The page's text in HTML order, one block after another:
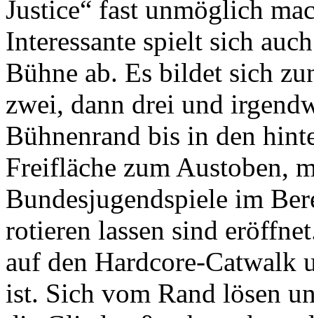
Justice“ fast unmöglich
Interessante spielt sich
Bühne ab. Es bildet sich
zwei, dann drei und
Bühnenrand bis in den
Freifläche zum Austoben,
Bundesjugendspiele im
rotieren lassen sind
auf den Hardcore-Catwalk
ist. Sich vom Rand lösen